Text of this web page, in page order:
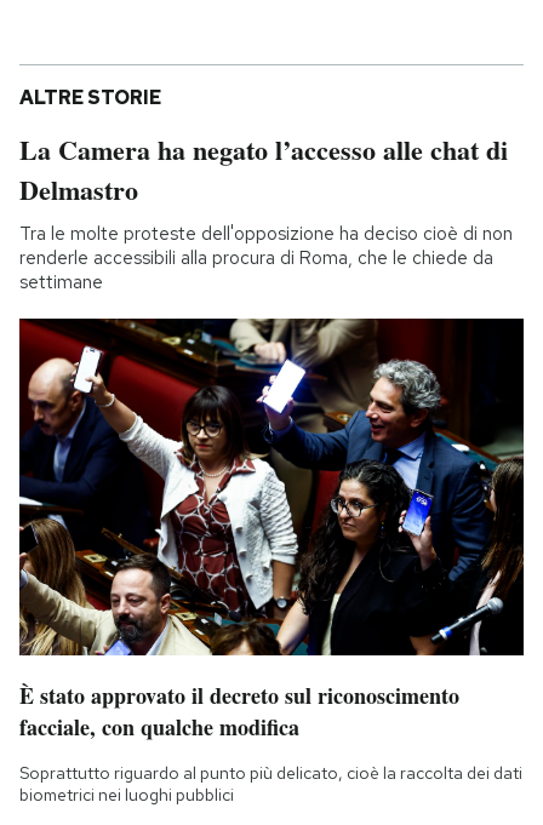
ALTRE STORIE
La Camera ha negato l’accesso alle chat di
Delmastro
Tra le molte proteste dell'opposizione ha deciso cioè di non
renderle accessibili alla procura di Roma, che le chiede da
settimane
È stato approvato il decreto sul riconoscimento
facciale, con qualche modifica
Soprattutto riguardo al punto più delicato, cioè la raccolta dei dati
biometrici nei luoghi pubblici